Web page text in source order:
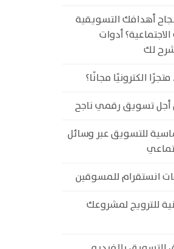
أهدافك التسويقية
أدوات
لك
الكترونيًا مجانًا؟
للتسويق عبر وسائل
انستقرام للمسوقين
للترويج لمشروعك